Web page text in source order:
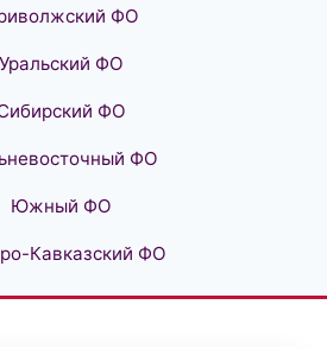
ФО
Уральский ФО
ФО
ФО
Южный ФО
Кавказский ФО